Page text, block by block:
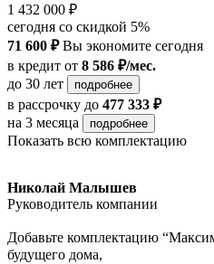
1 432 000 ₽
сегодня со скидкой 5%
71 600 ₽Вы экономите сегодня
в кредит от 8 586 ₽/мес.
до 30 лет
подробнее
в рассрочку до 477 333 ₽
на 3 месяца
подробнее
Показать всю комплектацию
Николай Малышев
Руководитель компании
Добавьте комплектацию
будущего дома,